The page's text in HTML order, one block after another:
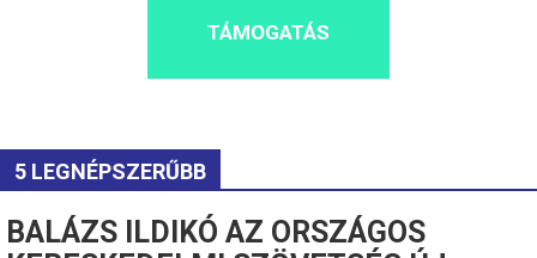
TÁMOGATÁS
5 LEGNÉPSZERŰBB
BALÁZS ILDIKÓ AZ ORSZÁGOS